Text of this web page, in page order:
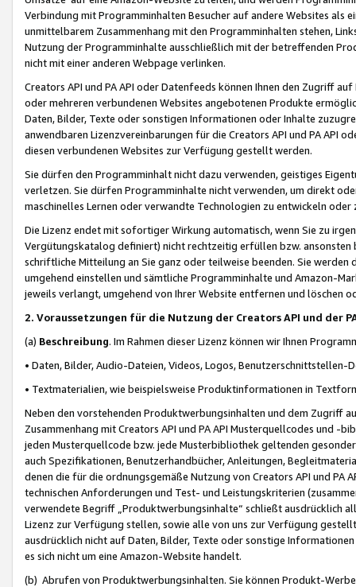
Verbindung mit Programminhalten Besucher auf andere Websites als
unmittelbarem Zusammenhang mit den Programminhalten stehen,
Nutzung der Programminhalte ausschließlich mit der betreffenden
nicht mit einer anderen Webpage verlinken.
Creators API und PA API oder Datenfeeds können Ihnen den Zugriff
oder mehreren verbundenen Websites angebotenen Produkte
Daten, Bilder, Texte oder sonstigen Informationen oder Inhalte
anwendbaren Lizenzvereinbarungen für die Creators API und PA API
diesen verbundenen Websites zur Verfügung gestellt werden.
Sie dürfen den Programminhalt nicht dazu verwenden, geistiges
verletzen. Sie dürfen Programminhalte nicht verwenden, um direkt
maschinelles Lernen oder verwandte Technologien zu entwickeln
Die Lizenz endet mit sofortiger Wirkung automatisch, wenn Sie zu
Vergütungskatalog definiert) nicht rechtzeitig erfüllen bzw. ansonsten
schriftliche Mitteilung an Sie ganz oder teilweise beenden. Sie werden
umgehend einstellen und sämtliche Programminhalte und Amazon-
jeweils verlangt, umgehend von Ihrer Website entfernen und löschen
2. Voraussetzungen für die Nutzung der Creators API und der
(a) Beschreibung. Im Rahmen dieser Lizenz können wir Ihnen
• Daten, Bilder, Audio-Dateien, Videos, Logos, Benutzerschnittstellen-
• Textmaterialien, wie beispielsweise Produktinformationen in
Neben den vorstehenden Produktwerbungsinhalten und dem Zugriff
Zusammenhang mit Creators API und PA API Musterquellcodes und
jeden Musterquellcode bzw. jede Musterbibliothek geltenden
auch Spezifikationen, Benutzerhandbücher, Anleitungen,
denen die für die ordnungsgemäße Nutzung von Creators API und PA
technischen Anforderungen und Test- und Leistungskriterien
verwendete Begriff „Produktwerbungsinhalte“ schließt ausdrücklich
Lizenz zur Verfügung stellen, sowie alle von uns zur Verfügung
ausdrücklich nicht auf Daten, Bilder, Texte oder sonstige
es sich nicht um eine Amazon-Website handelt.
(b) Abrufen von Produktwerbungsinhalten. Sie können Produkt-